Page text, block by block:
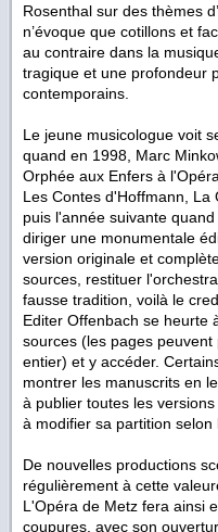
Rosenthal sur des thèmes
n’évoque que cotillons et
au contraire dans la
tragique et une profondeur
contemporains.
Le jeune musicologue voit
quand en 1998, Marc
Orphée aux Enfers à
Les Contes d'Hoffmann, La
puis l'année suivante
diriger une monumentale
version originale et
sources, restituer
fausse tradition, voilà le
Editer Offenbach se heurte
sources (les pages peuvent
entier) et y accéder.
montrer les manuscrits en
à publier toutes les
à modifier sa partition selon
De nouvelles productions
régulièrement à cette
L'Opéra de Metz fera ainsi
coupures, avec son